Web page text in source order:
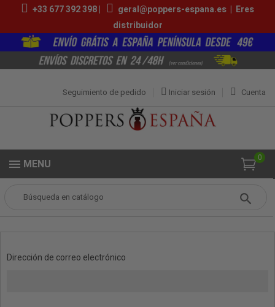
+33 677 392 398 | geral@poppers-espana.es | Eres
distribuidor
Cuenta
Iniciar sesión
Seguimiento de pedido
0
MENU
Popper Iniciar sesión con su cuenta
Dirección de correo electrónico